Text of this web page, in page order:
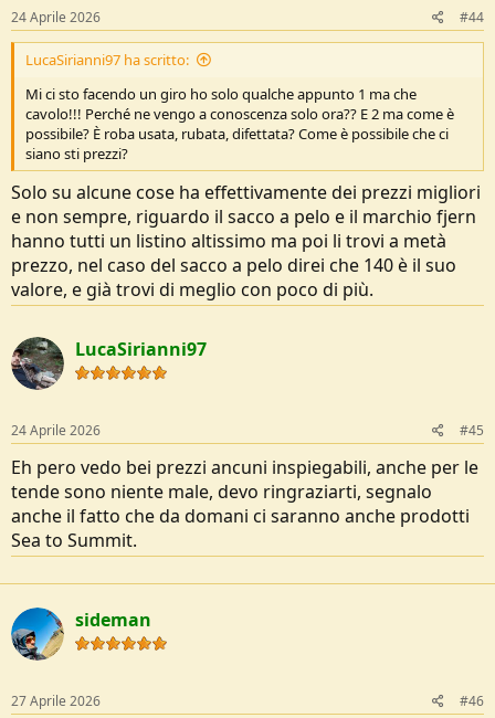
s
:
24 Aprile 2026 #44
LucaSirianni97 ha scritto:
Mi ci sto facendo un giro ho solo qualche appunto 1 ma che
cavolo!!! Perché ne vengo a conoscenza solo ora?? E 2 ma come è
possibile? È roba usata, rubata, difettata? Come è possibile che ci
siano sti prezzi?
Solo su alcune cose ha effettivamente dei prezzi migliori
e non sempre, riguardo il sacco a pelo e il marchio fjern
hanno tutti un listino altissimo ma poi li trovi a metà
prezzo, nel caso del sacco a pelo direi che 140 è il suo
valore, e già trovi di meglio con poco di più.
LucaSirianni97
24 Aprile 2026 #45
Eh pero vedo bei prezzi ancuni inspiegabili, anche per le
tende sono niente male, devo ringraziarti, segnalo
anche il fatto che da domani ci saranno anche prodotti
Sea to Summit.
sideman
27 Aprile 2026 #46